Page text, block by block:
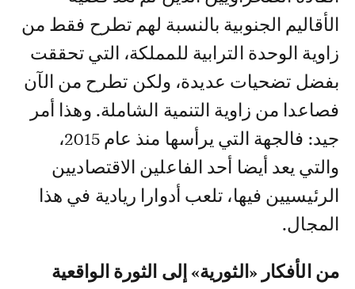
الأقاليم الجنوبية بالنسبة لهم تطرح فقط من
زاوية الوحدة الترابية للمملكة، التي تحققت
بفضل تضحيات عديدة، ولكن تطرح من الآن
فصاعدا من زاوية التنمية الشاملة. وهذا أمر
جيد: فالجهة التي يرأسها منذ عام 2015،
والتي يعد أيضا أحد الفاعلين الاقتصاديين
الرئيسيين فيها، تلعب أدوارا ريادية في هذا
المجال.
من الأفكار «الثورية» إلى الثورة الواقعية